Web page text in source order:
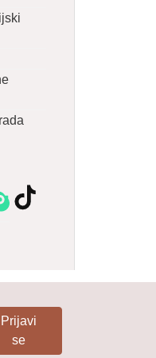
TikTok
Prijavi
se